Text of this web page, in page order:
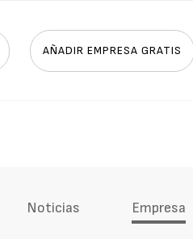
AÑADIR EMPRESA GRATIS
Noticias Empresa